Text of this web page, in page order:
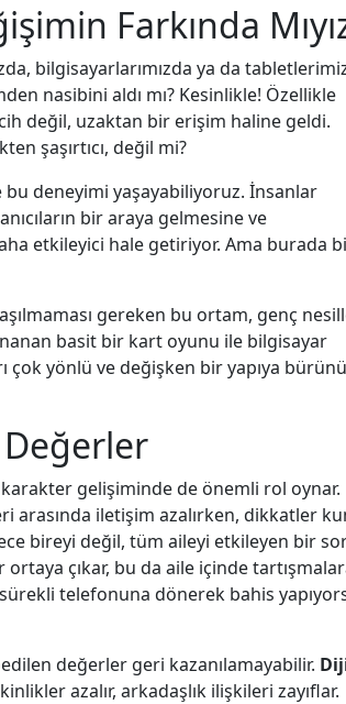
Farkında
bilgisayarlarımızda ya da
nasibini aldı mı? Kesinlikle! Özellikle
değil, uzaktan bir erişim haline geldi.
şaşırtıcı, değil mi?
deneyimi yaşayabiliyoruz. İnsanlar
bir araya gelmesine ve
etkileyici hale getiriyor. Ama burada
gereken bu ortam, genç
basit bir kart oyunu ile bilgisayar
çok yönlü ve değişken bir yapıya
Değerler
karakter gelişiminde de önemli rol oynar.
arasında iletişim azalırken, dikkatler
bireyi değil, tüm aileyi etkileyen bir
çıkar, bu da aile içinde
telefonuna dönerek bahis
değerler geri kazanılamayabilir.
azalır, arkadaşlık ilişkileri zayıflar.